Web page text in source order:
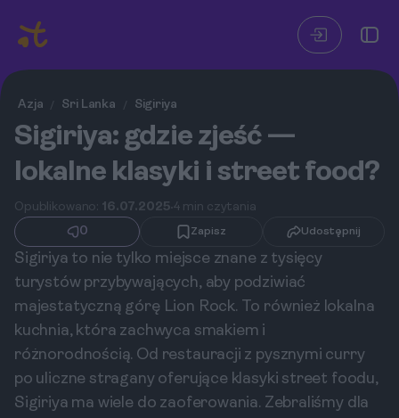
Azja / Sri Lanka / Sigiriya
Sigiriya: gdzie zjeść —
lokalne klasyki i street food?
Opublikowano: 16.07.2025 4 min czytania
0
Zapisz Udostępnij
Sigiriya to nie tylko miejsce znane z tysięcy
turystów przybywających, aby podziwiać
majestatyczną górę Lion Rock. To również lokalna
kuchnia, która zachwyca smakiem i
różnorodnością. Od restauracji z pysznymi curry
po uliczne stragany oferujące klasyki street foodu,
Sigiriya ma wiele do zaoferowania. Zebraliśmy dla